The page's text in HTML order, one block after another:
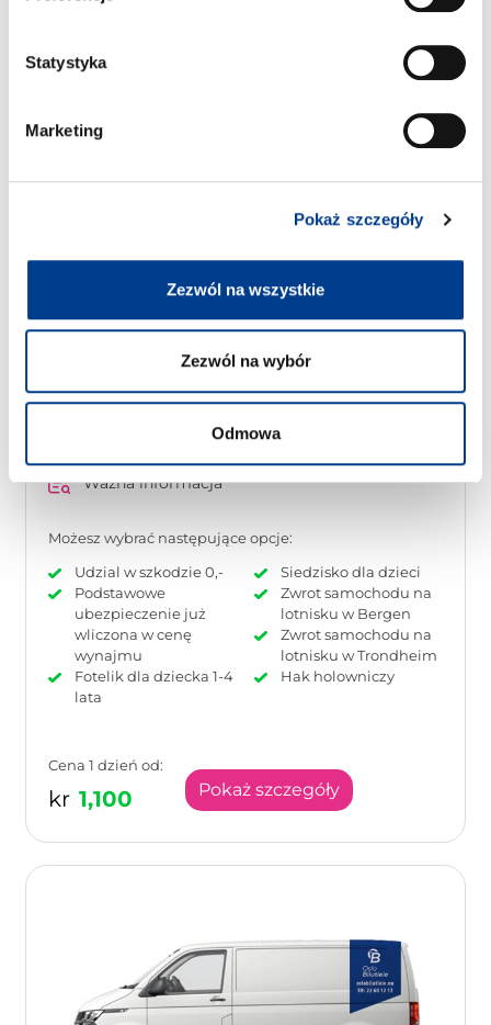
Statystyka
Marketing
Pokaż szczegóły
Zezwól na wszystkie
Zezwól na wybór
Odmowa
Transporter Pick-up T5/T6 DOKA
Free milage / unlimited km 3 5 Diesel
Towarowy
Hak holowniczy
A/C
Manualna skrzynia biegów
Ważna informacja
Możesz wybrać następujące opcje:
Udzial w szkodzie 0,-
Podstawowe
ubezpieczenie już
wliczona w cenę
wynajmu
Fotelik dla dziecka 1-4
lata
Siedzisko dla dzieci
Zwrot samochodu na
lotnisku w Bergen
Zwrot samochodu na
lotnisku w Trondheim
Hak holowniczy
Cena 1 dzień od:
kr 1,100 Pokaż szczegóły